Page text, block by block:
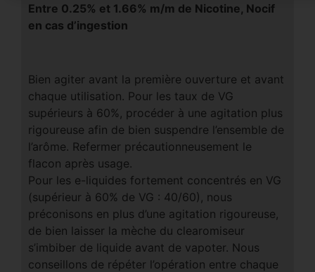
Entre 0.25% et 1.66% m/m de Nicotine, Nocif
en cas d’ingestion
Bien agiter avant la première ouverture et avant
chaque utilisation. Pour les taux de VG
supérieurs à 60%, procéder à une agitation plus
rigoureuse afin de bien suspendre l’ensemble de
l’arôme. Refermer précautionneusement le
flacon après usage.
Pour les e-liquides fortement concentrés en VG
(supérieur à 60% de VG : 40/60), nous
préconisons en plus d’une agitation rigoureuse,
de bien laisser la mèche du clearomiseur
s’imbiber de liquide avant de vapoter. Nous
conseillons de répéter l’opération entre chaque